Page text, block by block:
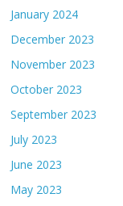
January 2024
December 2023
November 2023
October 2023
September 2023
July 2023
June 2023
May 2023